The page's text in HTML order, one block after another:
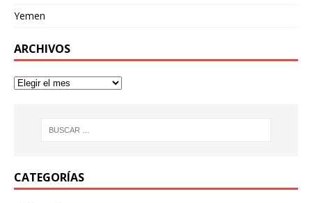
Yemen
ARCHIVOS
CATEGORÍAS